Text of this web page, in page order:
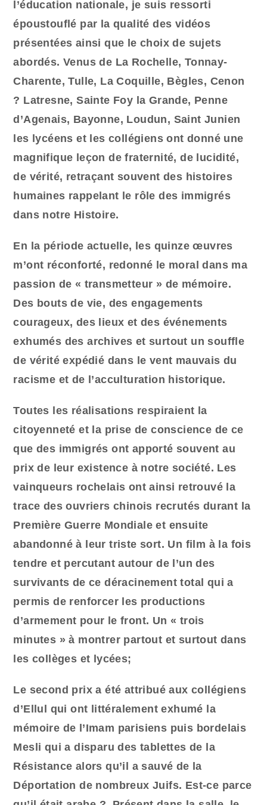
l’éducation nationale, je suis ressorti
époustouflé par la qualité des vidéos
présentées ainsi que le choix de sujets
abordés. Venus de La Rochelle, Tonnay-
Charente, Tulle, La Coquille, Bègles, Cenon
? Latresne, Sainte Foy la Grande, Penne
d’Agenais, Bayonne, Loudun, Saint Junien
les lycéens et les collégiens ont donné une
magnifique leçon de fraternité, de lucidité,
de vérité, retraçant souvent des histoires
humaines rappelant le rôle des immigrés
dans notre Histoire.
En la période actuelle, les quinze œuvres
m’ont réconforté, redonné le moral dans ma
passion de « transmetteur » de mémoire.
Des bouts de vie, des engagements
courageux, des lieux et des événements
exhumés des archives et surtout un souffle
de vérité expédié dans le vent mauvais du
racisme et de l’acculturation historique.
Toutes les réalisations respiraient la
citoyenneté et la prise de conscience de ce
que des immigrés ont apporté souvent au
prix de leur existence à notre société. Les
vainqueurs rochelais ont ainsi retrouvé la
trace des ouvriers chinois recrutés durant la
Première Guerre Mondiale et ensuite
abandonné à leur triste sort. Un film à la fois
tendre et percutant autour de l’un des
survivants de ce déracinement total qui a
permis de renforcer les productions
d’armement pour le front. Un « trois
minutes » à montrer partout et surtout dans
les collèges et lycées;
Le second prix a été attribué aux collégiens
d’Ellul qui ont littéralement exhumé la
mémoire de l’Imam parisiens puis bordelais
Mesli qui a disparu des tablettes de la
Résistance alors qu’il a sauvé de la
Déportation de nombreux Juifs. Est-ce parce